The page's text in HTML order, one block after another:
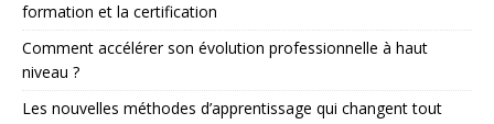
formation et la certification
Comment accélérer son évolution professionnelle à haut
niveau ?
Les nouvelles méthodes d’apprentissage qui changent tout